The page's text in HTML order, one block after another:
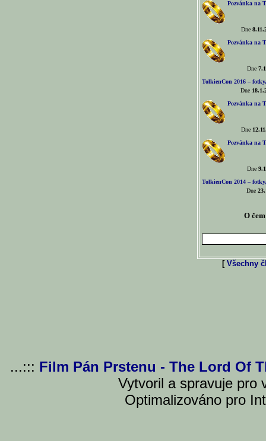
Pozvánka na
Dne
Pozvánka na
Dne
TolkienCon 2016 –
Dne
Pozvánka na
Dne
Pozvánka na
Dne
TolkienCon 2014 –
Dne
O
[ Všechny
...::: Film Pán Prstenu - The Lord Of
Vytvoril a spravuje pro
Optimalizováno pro